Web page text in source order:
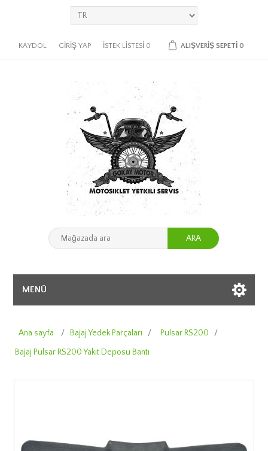
KAYDOL GIRIŞ YAP İSTEK LISTESI 0 ALIŞVERIŞ SEPETI 0
ARA
MENÜ
Ana sayfa / Bajaj Yedek Parçaları / Pulsar RS200
/
Bajaj Pulsar RS200 Yakıt Deposu Bantı